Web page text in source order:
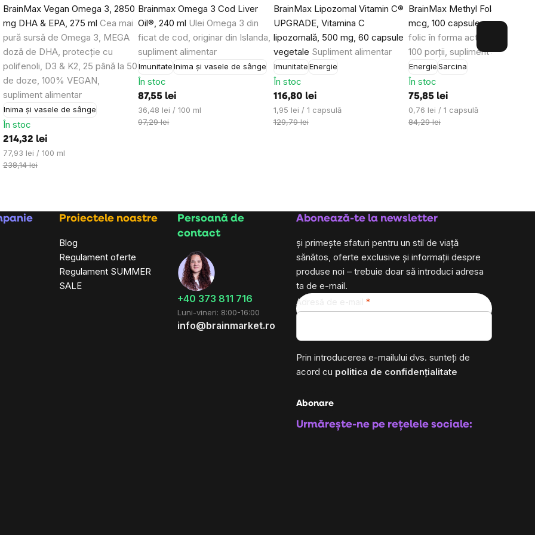
BrainMax Vegan Omega 3, 2850
mg DHA & EPA, 275 ml Cea mai
pură sursă de Omega 3, MEGA
doză de DHA, protecție cu
polifenoli, D3 & K2, 25 până la 50
de doze, 100% VEGAN,
supliment alimentar
Inima și vasele de sânge
În stoc
214,32 lei
Evaluare
preţ:
77,93 lei / 100 ml
238,14 lei
Brainmax Omega 3 Cod Liver
Oil®, 240 ml Ulei Omega 3 din
ficat de cod, originar din Islanda,
supliment alimentar
ImunitateInima și vasele de sânge
În stoc
87,55 lei
Evaluare
preţ:
36,48 lei / 100 ml
97,29 lei
BrainMax Lipozomal Vitamin C®
UPGRADE, Vitamina C
lipozomală, 500 mg, 60 capsule
vegetale Supliment alimentar
ImunitateEnergie
În stoc
116,80 lei
Evaluare
preţ:
1,95 lei / 1 capsulă
129,79 lei
BrainMax Methyl Folate®, 400
mcg, 100 capsule vegetale
folic în forma activă metilfolat,
100 porții, supliment alimentar
EnergieSarcina
În stoc
75,85 lei
Evaluare
preţ:
0,76 lei / 1 capsulă
84,29 lei
Proiectele noastre
Blog
Regulament oferte
Regulament SUMMER
SALE
Persoană de
contact
+40 373 811 716
Luni-vineri: 8:00-16:00
info@brainmarket.ro
Abonează-te la newsletter
și primește sfaturi pentru un stil de viață
sănătos, oferte exclusive și informații despre
produse noi – trebuie doar să introduci adresa
ta de e-mail.
Adresă de e-mail
Prin introducerea e-mailului dvs. sunteți de
acord cu politica de confidențialitate
Abonare
Urmărește-ne pe rețelele sociale:
buletinelor noastre informative inspiraționale.